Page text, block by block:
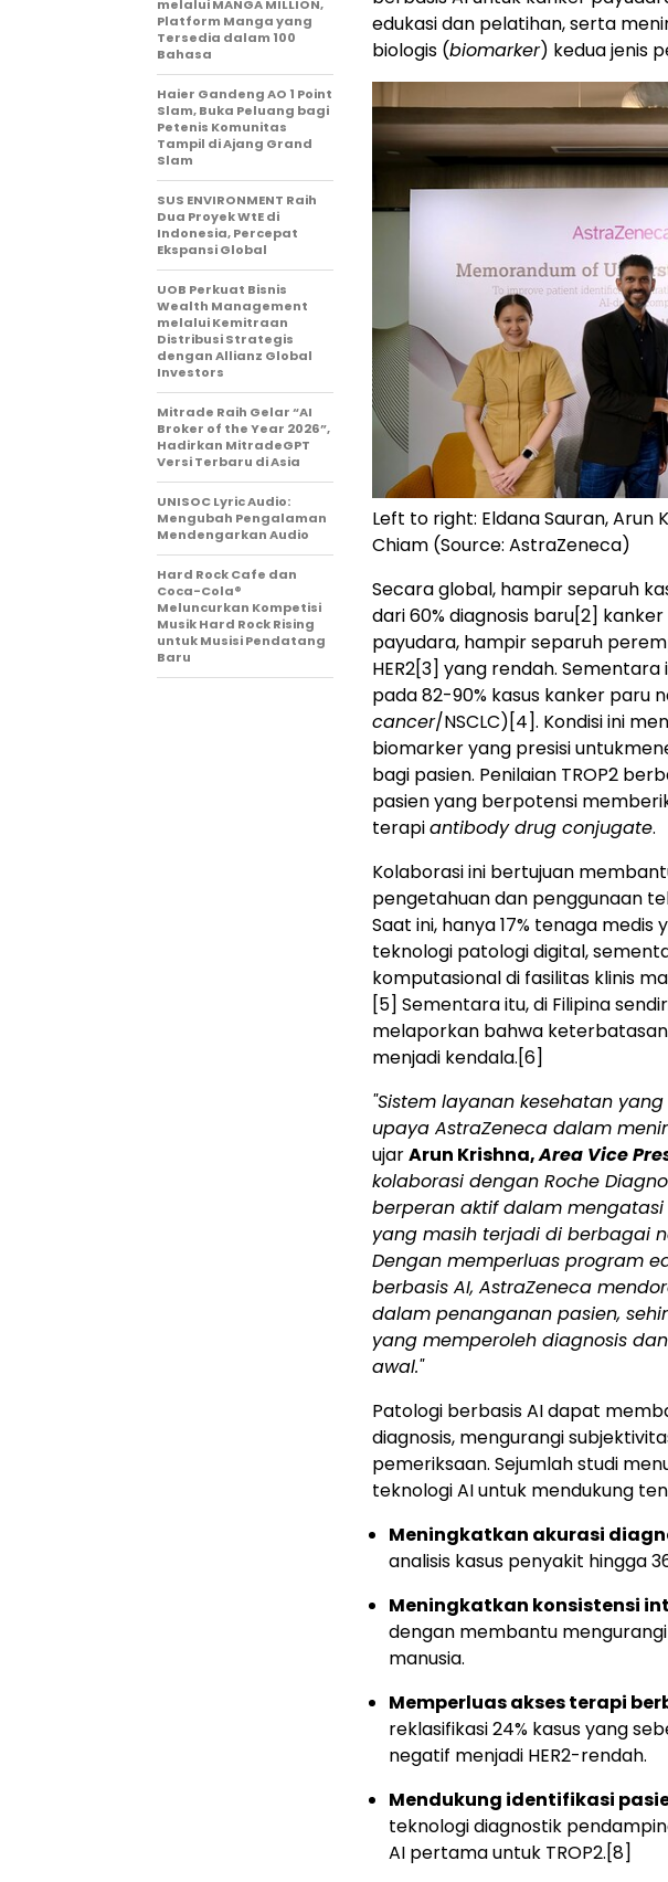
edukasi dan pelatihan, serta
biologis (biomarker) kedua jenis
Left to right: Eldana Sauran, Arun
Chiam (Source: AstraZeneca)
Secara global, hampir separuh
dari 60% diagnosis baru[2] kanker
payudara, hampir separuh
HER2[3] yang rendah. Sementara
pada 82-90% kasus kanker paru
cancer/NSCLC)[4]. Kondisi ini
biomarker yang presisi
bagi pasien. Penilaian TROP2
pasien yang berpotensi
terapiantibody drug conjugate.
Kolaborasi ini bertujuan
pengetahuan dan penggunaan
Saat ini, hanya 17% tenaga
teknologi patologi digital,
komputasional di fasilitas klinis
[5] Sementara itu, di Filipina
melaporkan bahwa
menjadi kendala.[6]
"Sistem layanan kesehatan
upaya AstraZeneca dalam
ujarArun Krishna,Area Vice
kolaborasi dengan Roche
berperan aktif dalam
yang masih terjadi di berbagai
Dengan memperluas program
berbasis AI, AstraZeneca
dalam penanganan pasien,
yang memperoleh diagnosis
awal."
Patologi berbasis AI dapat
diagnosis, mengurangi
pemeriksaan. Sejumlah studi
teknologi AI untuk mendukung
Meningkatkan akurasi
analisis kasus penyakit hingga
Meningkatkan konsistensi
dengan membantu
manusia.
Memperluas akses terapi
reklasifikasi 24% kasus yang
negatif menjadi HER2-rendah.
Mendukung identifikasi
teknologi diagnostik
AI pertama untuk TROP2.[8]
melalui MANGA MILLION,
Platform Manga yang
Tersedia dalam 100
Bahasa
Haier Gandeng AO 1 Point
Slam, Buka Peluang bagi
Petenis Komunitas
Tampil di Ajang Grand
Slam
SUS ENVIRONMENT Raih
Dua Proyek WtE di
Indonesia, Percepat
Ekspansi Global
UOB Perkuat Bisnis
Wealth Management
melalui Kemitraan
Distribusi Strategis
dengan Allianz Global
Investors
Mitrade Raih Gelar “AI
Broker of the Year 2026”,
Hadirkan MitradeGPT
Versi Terbaru di Asia
UNISOC Lyric Audio:
Mengubah Pengalaman
Mendengarkan Audio
Hard Rock Cafe dan
Coca-Cola®
Meluncurkan Kompetisi
Musik Hard Rock Rising
untuk Musisi Pendatang
Baru